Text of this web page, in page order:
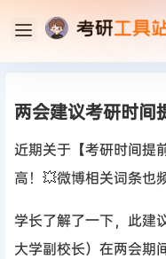
两会建议考研时间
近期关于【考研时间提
高！💥微博相关词条也
学长了解了一下，此建
大学副校长）在两会期